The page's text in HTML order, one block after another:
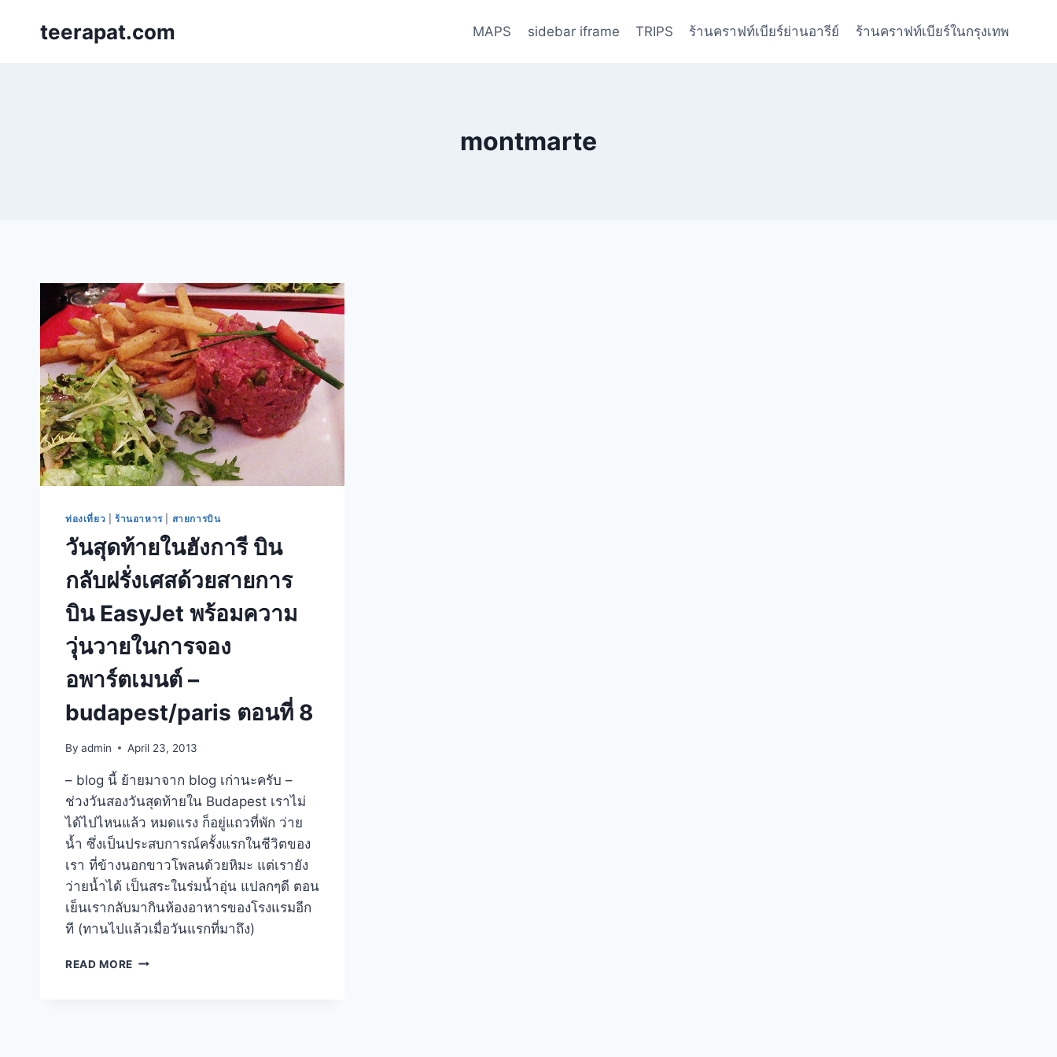
teerapat.com MAPS sidebar iframe TRIPS ร้านคราฟท์เบียร์ย่านอารีย์ ร้านคราฟท์เบียร์ในกรุงเทพ
montmarte
ท่องเที่ยว ร้านอาหาร| สายการบิน
วันสุดท้ายในฮังการี บิน
กลับฝรั่งเศสด้วยสายการ
บิน EasyJet พร้อมความ
วุ่นวายในการจอง
อพาร์ตเมนต์ –
budapest/paris ตอนที่ 8
By admin April 23, 2013
– blog นี้ ย้ายมาจาก blog เก่านะครับ –
ช่วงวันสองวันสุดท้ายใน Budapest เราไม่
ได้ไปไหนแล้ว หมดแรง ก็อยู่แถวที่พัก ว่าย
น้ำ ซึ่งเป็นประสบการณ์ครั้งแรกในชีวิตของ
เรา ที่ข้างนอกขาวโพลนด้วยหิมะ แต่เรายัง
ว่ายน้ำได้ เป็นสระในร่มน้ำอุ่น แปลกๆดี ตอน
เย็นเรากลับมากินห้องอาหารของโรงแรมอีก
ที (ทานไปแล้วเมื่อวันแรกที่มาถึง)
READ MORE วัน